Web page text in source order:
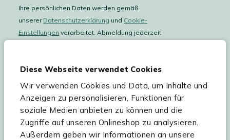
Diese Webseite verwendet Cookies
Wir verwenden Cookies und Data, um Inhalte und
Anzeigen zu personalisieren, Funktionen für
soziale Medien anbieten zu können und die
Zugriffe auf unseren Onlineshop zu analysieren.
Außerdem geben wir Informationen an unsere
Ihre persönlichen Daten werden gemäß
unserer Datenschutzerklärung und Cookie-
Einstellungen verarbeitet. Abmeldung jederzeit
Hilfe & Service
Sortiment
Kees Smit Gartenmöbel